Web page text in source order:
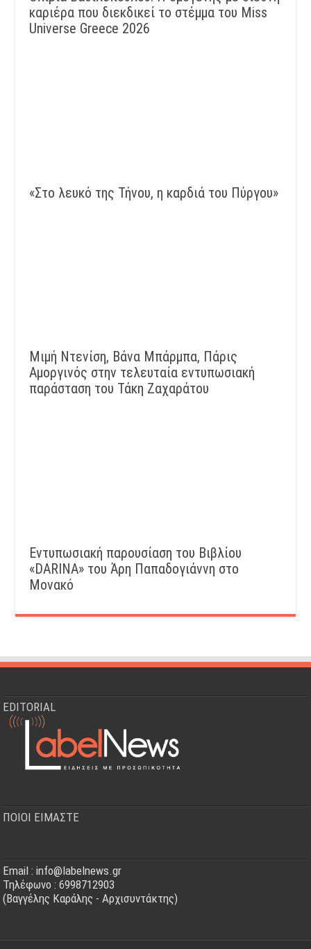
καριέρα που διεκδικεί το στέμμα του Miss
Universe Greece 2026
«Στο λευκό της Τήνου, η καρδιά του Πύργου»
Μιμή Ντενίση, Βάνα Μπάρμπα, Πάρις
Αμοργινός στην τελευταία εντυπωσιακή
παράσταση του Τάκη Ζαχαράτου
Εντυπωσιακή παρουσίαση του Βιβλίου
«DARINA» του Άρη Παπαδογιάννη στο
Μονακό
EDITORIAL
ΠΟΙΟΙ ΕΙΜΑΣΤΕ
Email : info@labelnews.gr
Τηλέφωνο : 6998712903
(Βαγγέλης Καράλης - Αρχισυντάκτης)